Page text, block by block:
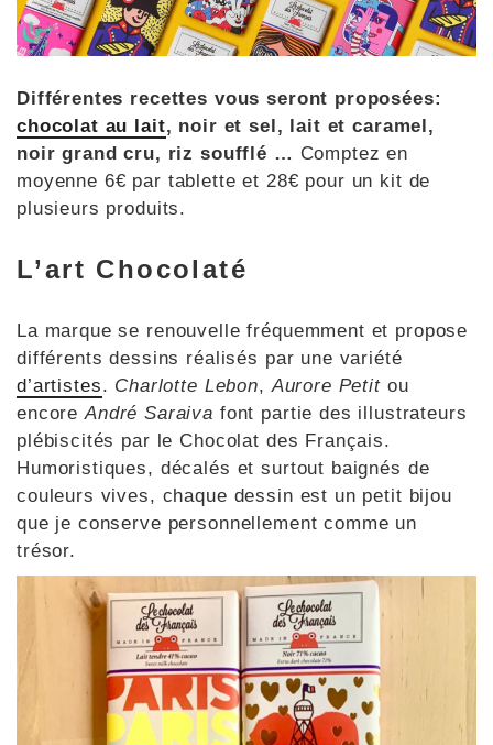
Différentes recettes vous seront proposées:
chocolat au lait, noir et sel, lait et caramel,
noir grand cru, riz soufflé … Comptez en
moyenne 6€ par tablette et 28€ pour un kit de
plusieurs produits.
L’art Chocolaté
La marque se renouvelle fréquemment et propose
différents dessins réalisés par une variété
d’artistes. Charlotte Lebon,Aurore Petitou
encoreAndré Saraiva font partie des illustrateurs
plébiscités par le Chocolat des Français.
Humoristiques, décalés et surtout baignés de
couleurs vives, chaque dessin est un petit bijou
que je conserve personnellement comme un
trésor.